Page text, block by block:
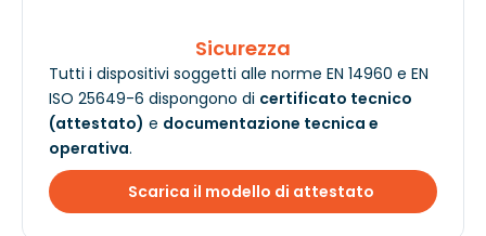
Sicurezza
Tutti i dispositivi soggetti alle norme EN 14960 e EN
ISO 25649-6 dispongono di certificato tecnico
(attestato) e documentazione tecnica e
operativa.
Scarica il modello di attestato